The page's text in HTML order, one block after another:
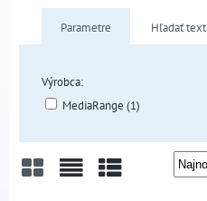
Parametre Hľadať text
Výrobca:
MediaRange (1)